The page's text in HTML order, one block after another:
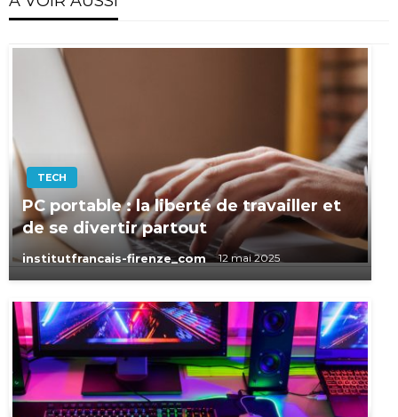
TECH
PC portable : la liberté de travailler et
de se divertir partout
institutfrancais-firenze_com 12 mai 2025